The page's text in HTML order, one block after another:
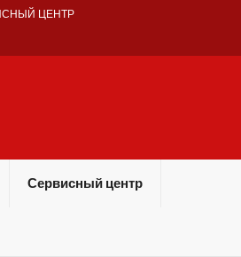
ЦЕНТР
Сервисный центр